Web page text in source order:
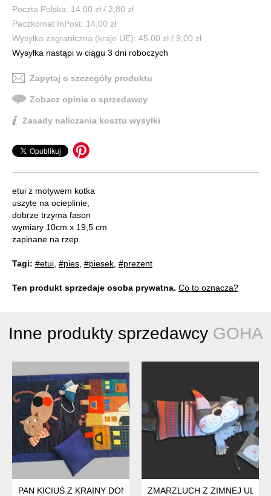
Poczta Polska: 14,00 zł / 2,80 zł
Paczkomat InPost: 14,00 zł
Wysyłka zagraniczna (kraje UE): 45,00 zł / 9,00 zł
Wysyłka nastąpi w ciągu 3 dni roboczych
Zapytaj o szczegóły produktu
Zobacz opinie o sprzedawcy
Zasady naliczania kosztu wysyłki
etui z motywem kotka
uszyte na ocieplinie,
dobrze trzyma fason
wymiary 10cm x 19,5 cm
zapinane na rzep.
Tagi: #etui #pies #piesek #prezent
Ten produkt sprzedaje osoba prywatna. Co to oznacza?
Inne produkty sprzedawcy GOHA
PAN KICIUŚ Z KRAINY DOMKÓWZMARZLUCH Z ZIMNEJ